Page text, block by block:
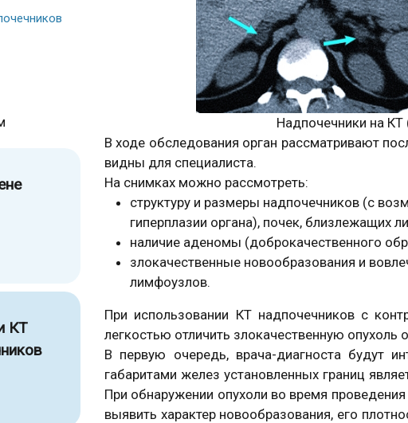
КТ
Надпочечники на
В ходе обследования орган рассматривают
видны для специалиста.
На снимках можно рассмотреть:
структуру и размеры надпочечников (с
гиперплазии органа), почек, близлежащих
наличие аденомы (доброкачественного
злокачественные новообразования и
лимфоузлов.
При использовании КТ надпочечников с
легкостью отличить злокачественную опухоль
В первую очередь, врача-диагноста будут
габаритами желез установленных границ
При обнаружении опухоли во время
выявить характер новообразования, его